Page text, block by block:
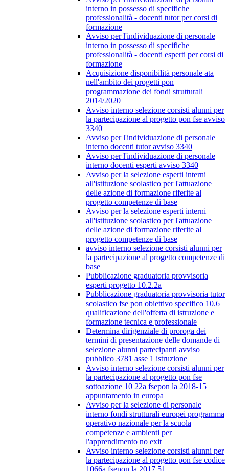
interno in possesso di specifiche
professionalità - docenti tutor per corsi di
formazione
Avviso per l'individuazione di personale
interno in possesso di specifiche
professionalità - docenti esperti per corsi di
formazione
Acquisizione disponibilità personale ata
nell'ambito dei progetti pon
programmazione dei fondi strutturali
2014/2020
Avviso interno selezione corsisti alunni per
la partecipazione al progetto pon fse avviso
3340
Avviso per l'individuazione di personale
interno docenti tutor avviso 3340
Avviso per l'individuazione di personale
interno docenti esperti avviso 3340
Avviso per la selezione esperti interni
all'istituzione scolastico per l'attuazione
delle azione di formazione riferite al
progetto competenze di base
Avviso per la selezione esperti interni
all'istituzione scolastico per l'attuazione
delle azione di formazione riferite al
progetto competenze di base
avviso interno selezione corsisti alunni per
la partecipazione al progetto competenze di
base
Pubblicazione graduatoria provvisoria
esperti progetto 10.2.2a
Pubblicazione graduatoria provvisoria tutor
scolastico fse pon obiettivo specifico 10.6
qualificazione dell'offerta di istruzione e
formazione tecnica e professionale
Determina dirigenziale di proroga dei
termini di presentazione delle domande di
selezione alunni partecipanti avviso
pubblico 3781 asse 1 istruzione
Avviso interno selezione corsisti alunni per
la partecipazione al progetto pon fse
sottoazione 10 22a fsepon la 2018-15
appuntamento in europa
Avviso per la selezione di personale
interno fondi strutturali europei programma
operativo nazionale per la scuola
competenze e ambienti per
l'apprendimento no exit
Avviso interno selezione corsisti alunni per
la partecipazione al progetto pon fse codice